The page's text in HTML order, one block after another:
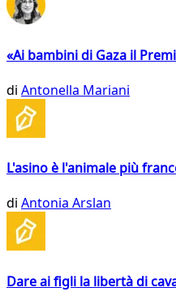
«Ai bambini di Gaza il
di Antonella Mariani
L'asino è l'animale più
di Antonia Arslan
Dare ai figli la libertà di